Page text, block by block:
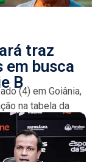
traz
busca
B(4) em Goiânia,
na tabela da